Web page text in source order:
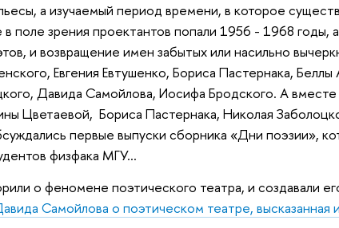
а изучаемый период времени, в которое
поле зрения проектантов попали 1956 - 1968
и возвращение имен забытых или насильно
Евгения Евтушенко, Бориса Пастернака,
Давида Самойлова, Иосифа Бродского. А
Цветаевой, Бориса Пастернака, Николая
первые выпуски сборника «Дни поэзии»,
физфака МГУ…
о феномене поэтического театра, и создавали
Самойлова о поэтическом театре,